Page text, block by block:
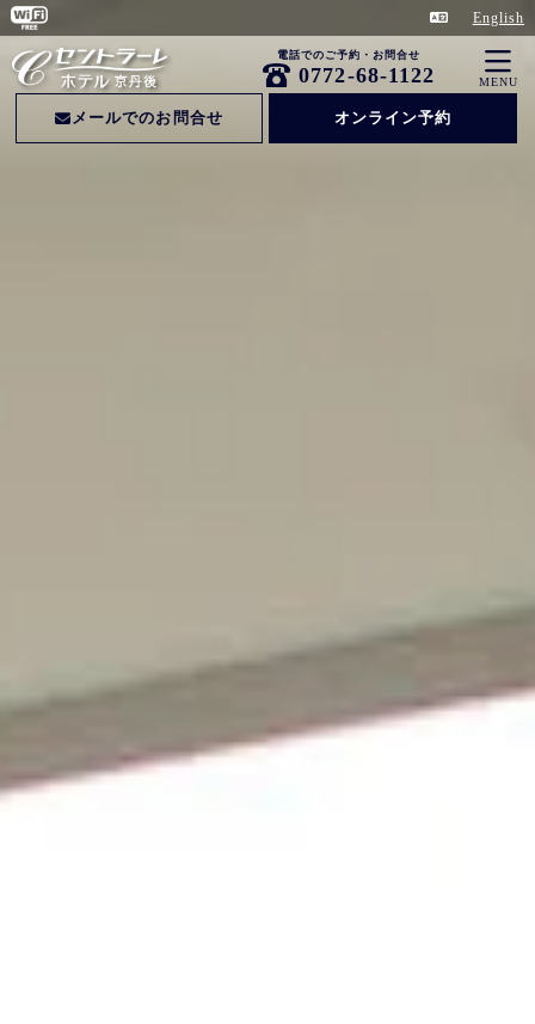
English
電話でのご予約・お問合せ
0772-68-1122
メールでのお問合せ オンライン予約
MENU